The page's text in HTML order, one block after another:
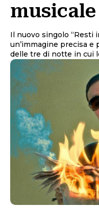
Il nuovo singolo “Resti
un’immagine precisa e
delle tre di notte in cui